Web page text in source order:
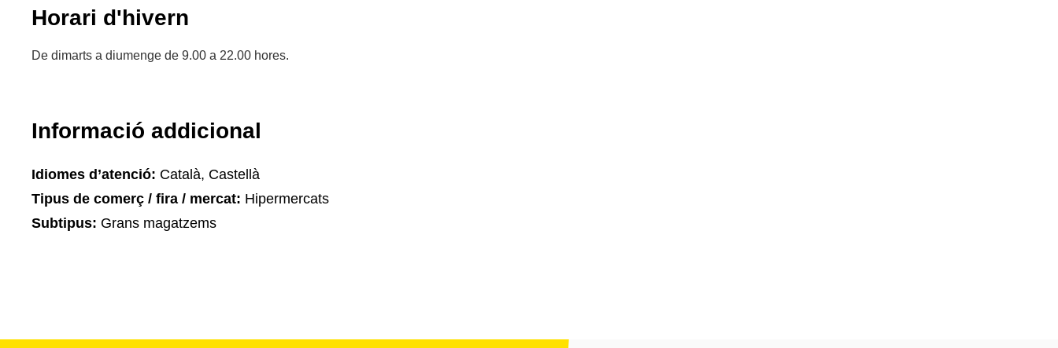
Horari d'hivern
De dimarts a diumenge de 9.00 a 22.00 hores.
Informació addicional
Idiomes d’atenció: Català, Castellà
Tipus de comerç / fira / mercat: Hipermercats
Subtipus: Grans magatzems